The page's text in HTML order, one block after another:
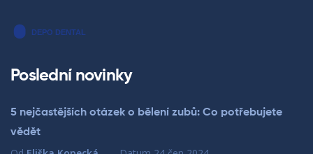
Poslední novinky
5 nejčastějších otázek o bělení zubů: Co potřebujete
vědět